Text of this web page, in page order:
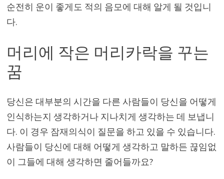
순전히 운이 좋게도 적의 음모에 대해 알게 될 것입니
다.
머리에 작은 머리카락을 꾸는
꿈
당신은 대부분의 시간을 다른 사람들이 당신을 어떻게
인식하는지 생각하거나 지나치게 생각하는 데 보냅니
다. 이 경우 잠재의식이 질문을 하고 있을 수 있습니다.
사람들이 당신에 대해 어떻게 생각하고 말하든 끊임없
이 그들에 대해 생각하면 줄어들까요?